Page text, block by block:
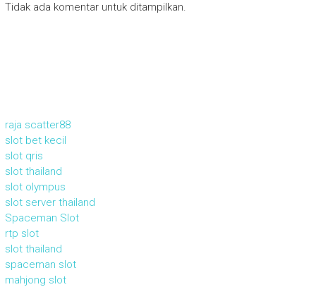
Tidak ada komentar untuk ditampilkan.
raja scatter88
slot bet kecil
slot qris
slot thailand
slot olympus
slot server thailand
Spaceman Slot
rtp slot
slot thailand
spaceman slot
mahjong slot